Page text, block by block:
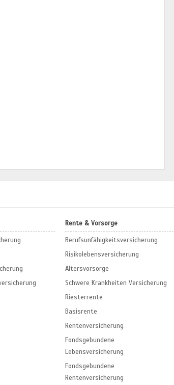
Rente & Vorsorge
Berufs­unfähigkeitsversicherung
Risikolebensversicherung
Altersvorsorge
Schwere Krankheiten Versicherung
Riesterrente
Basisrente
Rentenversicherung
Fondsgebundene
Lebensversicherung
Fondsgebundene
Rentenversicherung